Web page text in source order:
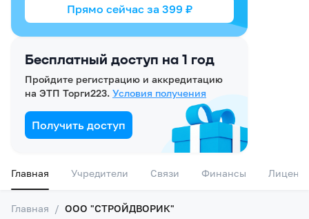
Бесплатный доступ на 1 год
Пройдите регистрацию и аккредитацию
на ЭТП Торги223. Условия получения
Получить доступ
Прямо сейчас за 399 ₽
Главная Учредители Связи Финансы
Главная / ООО "СТРОЙДВОРИК"